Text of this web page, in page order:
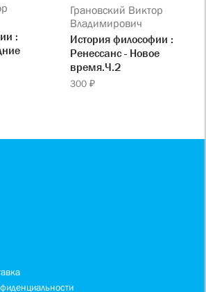
:
Грановский Виктор
Владимирович
История философии :
Ренессанс - Новое
время.Ч.2
300 ₽